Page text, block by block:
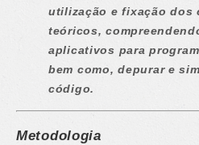
utilização e fixação dos
teóricos,
aplicativos para
bem como, depurar e
código.
Metodologia